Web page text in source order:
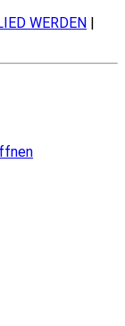
WERDEN |